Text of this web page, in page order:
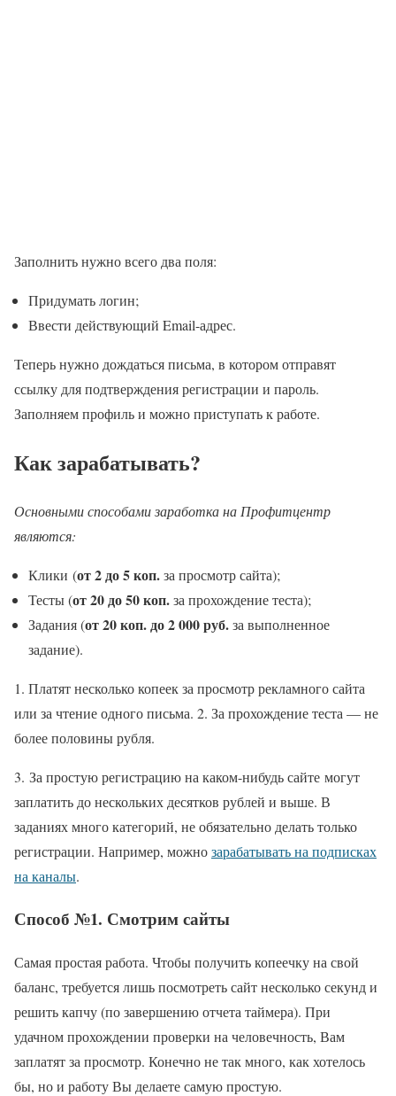
Заполнить нужно всего два поля:
Придумать логин;
Ввести действующий Email-адрес.
Теперь нужно дождаться письма, в котором отправят
ссылку для подтверждения регистрации и пароль.
Заполняем профиль и можно приступать к работе.
Как зарабатывать?
Основными способами заработка на Профитцентр
являются:
Клики (от 2 до 5 коп.за просмотр сайта);
Тесты (от 20 до 50 коп.за прохождение теста);
Задания (от 20 коп. до 2 000 руб.за выполненное
задание).
1. Платят несколько копеек за просмотр рекламного сайта
или за чтение одного письма. 2. За прохождение теста — не
более половины рубля.
3. За простую регистрацию на каком-нибудь сайте могут
заплатить до нескольких десятков рублей и выше. В
заданиях много категорий, не обязательно делать только
регистрации. Например, можнозарабатывать на подписках
на каналы.
Способ №1. Смотрим сайты
Самая простая работа. Чтобы получить копеечку на свой
баланс, требуется лишь посмотреть сайт несколько секунд и
решить капчу (по завершению отчета таймера). При
удачном прохождении проверки на человечность, Вам
заплатят за просмотр. Конечно не так много, как хотелось
бы, но и работу Вы делаете самую простую.